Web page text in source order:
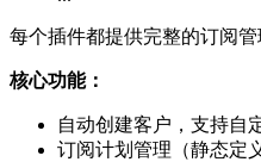
每个插件都提供完整的订阅管
核心功能：
自动创建客户，支持自
订阅计划管理（静态定